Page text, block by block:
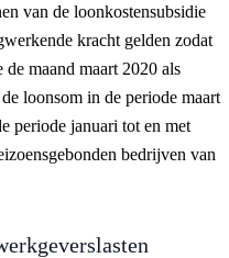
van de loonkostensubsidie
kracht gelden zodat
maand maart 2020 als
loonsom in de periode maart
periode januari tot en met
bedrijven van